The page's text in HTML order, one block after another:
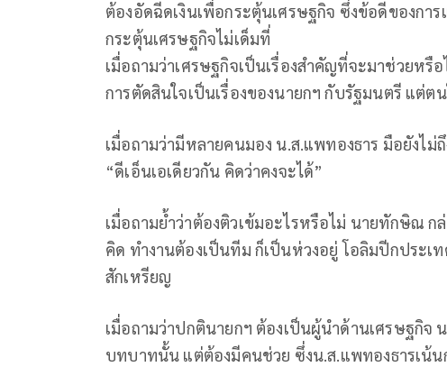
ต้องอัดฉีดเงินเพื่อกระตุ้นเศรษฐกิจ ซึ่งข้อดีของกา
กระตุ้นเศรษฐกิจไม่เด็มที่
เมื่อถามว่าเศรษฐกิจเป็นเรื่องสำคัญที่จะมาช่วยห
การตัดสินใจเป็นเรื่องของนายกฯ กับรัฐมนตรี แต่ต
เมื่อถามว่ามีหลายคนมอง น.ส.แพทองธาร มือยังไ
“ดีเอ็นเอเดียวกัน คิดว่าคงจะได้”
เมื่อถามย้ำว่าต้องติวเข้มอะไรหรือไม่ นายทักษิณ ก
คิด ทำงานต้องเป็นทีม ก็เป็นห่วงอยู่ โอลิมปีกประเ
สักเหรียญ
เมื่อถามว่าปกตินายกฯ ต้องเป็นผู้นำด้านเศรษฐกิ
บทบาทนั้น แต่ต้องมีคนช่วย ซึ่งน.ส.แพทองธารเน้